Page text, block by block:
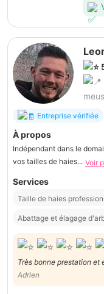
Entreprise vérifiée
À propos
Indépendant dans le
vos tailles de haies... Voir
Services
Taille de haies
Abattage et élagage
Très bonne prestation et
Adrien